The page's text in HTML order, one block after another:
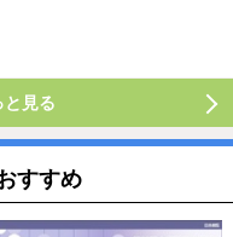
と見る
すすめ